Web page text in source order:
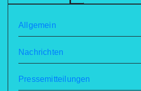
Allgemein
Nachrichten
Pressemitteilungen